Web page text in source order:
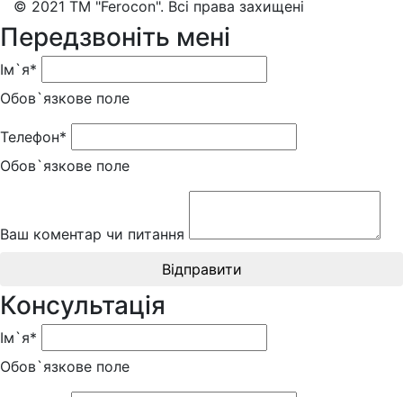
© 2021 ТМ "Ferocon". Всі права захищені
Передзвоніть мені
Ім`я*
Обов`язкове поле
Телефон*
Обов`язкове поле
Ваш коментар чи питання
Відправити
Консультація
Ім`я*
Обов`язкове поле